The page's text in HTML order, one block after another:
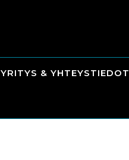
YRITYS & YHTEYSTIEDOT